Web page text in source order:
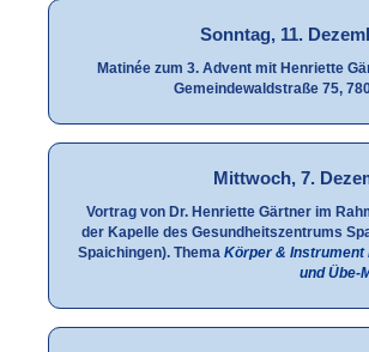
Sonntag, 11.
Matinée zum 3. Advent mit Henriette
Gemeindewaldstraße 75,
Mittwoch, 7.
Vortrag von Dr. Henriette Gärtner im
der Kapelle des Gesundheitszentrums
Spaichingen). Thema Körper & Instrument
und Übe-